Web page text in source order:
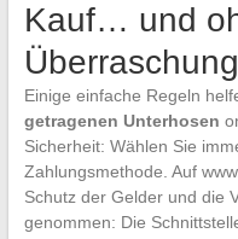
Kauf… und
Einige einfache Regeln
getragenen Unterhosen
Sicherheit: Wählen Sie
Zahlungsmethode. Auf
Schutz der Gelder und die
genommen: Die